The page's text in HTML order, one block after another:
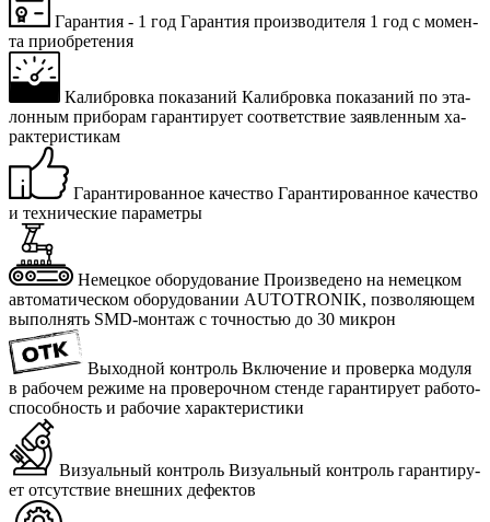
Гарантия - 1 год Га­ран­тия про­из­во­ди­те­ля 1 год с мо­мен­
та при­об­ре­те­ния
Калибровка показаний Ка­либ­ров­ка по­ка­за­ний по эта­
лон­ным при­бо­рам га­ран­ти­ру­ет со­от­вет­ствие за­яв­лен­ным ха­
рак­те­ри­сти­кам
Гарантированное качество Га­ран­ти­ро­ван­ное ка­че­ство
и тех­ни­че­ские па­ра­мет­ры
Немецкое оборудование Про­из­ве­де­но на немец­ком
ав­то­ма­ти­че­ском обо­ру­до­ва­нии AUTOTRONIK, поз­во­ля­ю­щем
вы­пол­нять SMD-мон­таж с точ­но­стью до 30 мик­рон
Выходной контроль Вклю­че­ние и про­вер­ка мо­ду­ля
в ра­бо­чем ре­жи­ме на про­ве­роч­ном стен­де га­ран­ти­ру­ет ра­бо­то­
спо­соб­ность и ра­бо­чие ха­рак­те­ри­сти­ки
Визуальный контроль Ви­зу­аль­ный кон­троль га­ран­ти­ру­
ет от­сут­ствие внеш­них де­фек­тов